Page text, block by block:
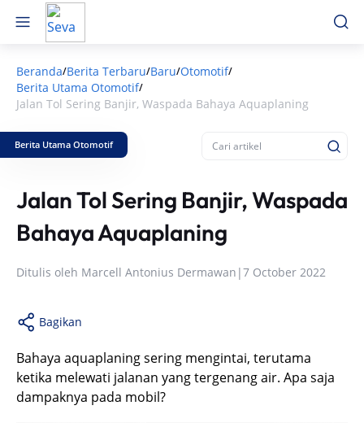
Beranda/Berita Terbaru/Baru/Otomotif/
Berita Utama Otomotif/
Jalan Tol Sering Banjir, Waspada Bahaya Aquaplaning
Berita Utama Otomotif
Jalan Tol Sering Banjir, Waspada
Bahaya Aquaplaning
Ditulis oleh Marcell Antonius Dermawan |7 October 2022
Bagikan
Bahaya aquaplaning sering mengintai, terutama
ketika melewati jalanan yang tergenang air. Apa saja
dampaknya pada mobil?